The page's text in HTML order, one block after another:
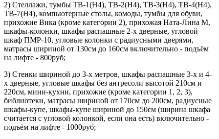
2) Стеллажи, тумбы ТВ-1(Н4), ТВ-2(Н4), ТВ-3(Н4), ТВ-4(Н4),
ТВ-7(Н4), компьютерные столы, комоды, тумбы для обуви,
прихожие Вика (кроме категории 2), прихожая Ната-Лина М,
шкафы-колонки, шкафы распашные 2-х дверные, угловой
шкаф ПМР-10, угловые колонки с радиусными дверями,
матрасы шириной от 130см до 160см включительно - подъём
на лифте - 800руб;
3) Стенки шириной до 3-х метров, шкафы распашные 3-х и 4-
х дверные, угловые шкафы без антресоли высотой 210см и
220см, мини-кухни, прихожие (кроме категории 1, 2, 3),
библиотеки, матрасы шириной от 170см до 200см, радиусные
шкафы-купе, шкафы-купе шириной до 150см (ширина шкафа
считается с угловой колонкой, если она есть) включительно -
подъём на лифте - 1000руб;